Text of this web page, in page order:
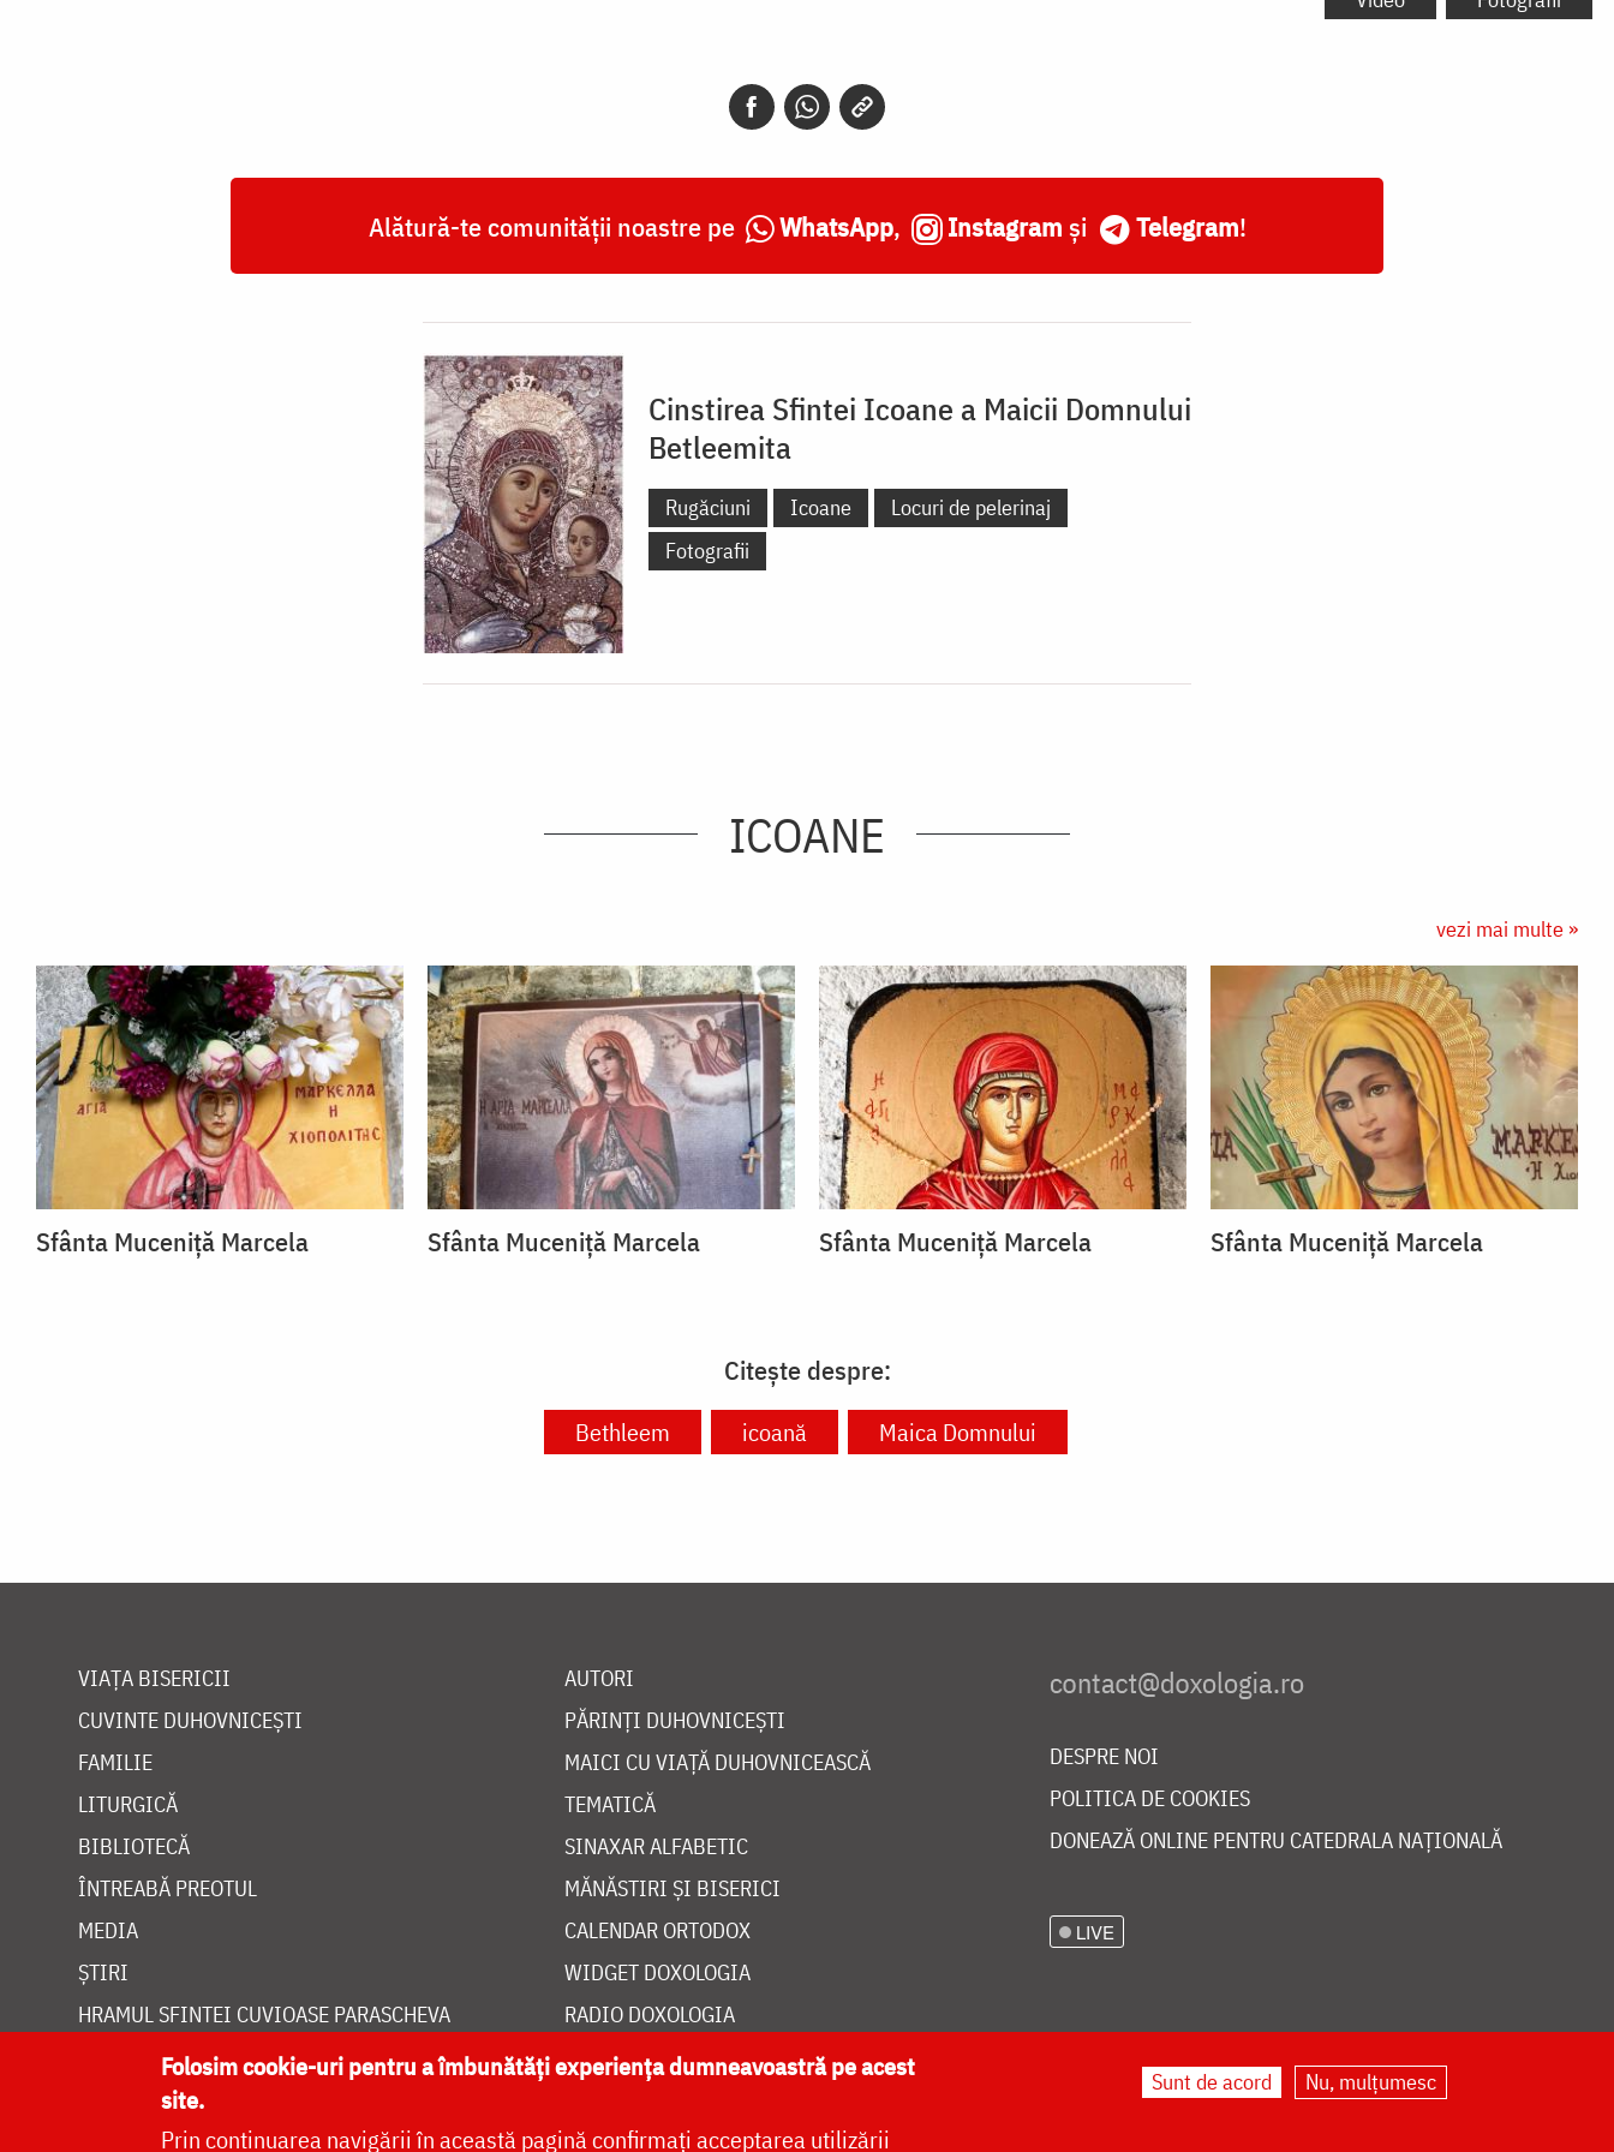
Alătură-te comunității noastre pe WhatsApp, Instagram și Telegram!
Cinstirea Sfintei Icoane a Maicii Domnului
Betleemita
Rugăciuni Icoane
Locuri de pelerinaj
Fotografii
ICOANE
vezi mai multe »
Sfânta Muceniță Marcela Sfânta Muceniță Marcela Sfânta Muceniță Marcela Sfânta Muceniță Marcela
Citește despre:
Bethleem icoană Maica Domnului
VIAȚA BISERICII
CUVINTE DUHOVNICEȘTI
FAMILIE
LITURGICĂ
BIBLIOTECĂ
ÎNTREABĂ PREOTUL
MEDIA
ȘTIRI
HRAMUL SFINTEI CUVIOASE PARASCHEVA
AUTORI
PĂRINȚI DUHOVNICEȘTI
MAICI CU VIAȚĂ DUHOVNICEASCĂ
TEMATICĂ
SINAXAR ALFABETIC
MĂNĂSTIRI ȘI BISERICI
CALENDAR ORTODOX
WIDGET DOXOLOGIA
RADIO DOXOLOGIA
DESPRE NOI
POLITICA DE COOKIES
DONEAZĂ ONLINE PENTRU CATEDRALA NAȚIONALĂ
LIVE
Folosim cookie-uri pentru a îmbunătăți experiența dumneavoastră pe acest
site.
Prin continuarea navigării în această pagină confirmați acceptarea utilizării
Sunt de acord Nu, mulțumesc